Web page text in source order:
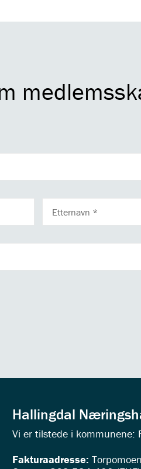
Hallingdal
Vi er tilstede i kommunene:
Fakturaadresse: